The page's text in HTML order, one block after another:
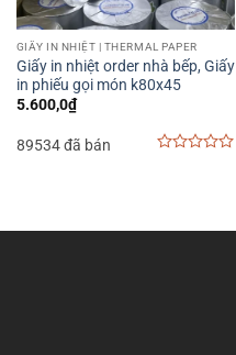
GIẤY IN NHIỆT | THERMAL PAPER
Giấy in nhiệt order nhà bếp, Giấy
in phiếu gọi món k80x45
5.600,0₫
89534 đã bán